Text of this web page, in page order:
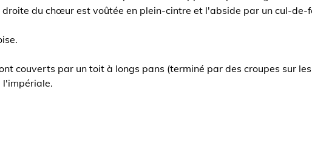
du chœur est voûtée en plein-cintre et l'abside par un cul-de-
couverts par un toit à longs pans (terminé par des croupes sur
l'impériale.